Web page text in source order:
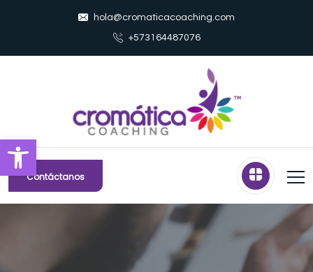
Abrir barra de herramientas
hola@cromaticacoaching.com
+573164487076
Contáctanos